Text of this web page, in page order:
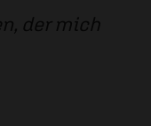
der mich